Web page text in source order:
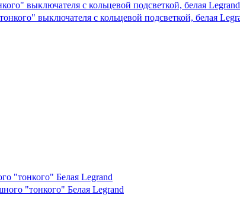
выключателя с кольцевой подсветкой, белая Legrand
"тонкого" Белая Legrand